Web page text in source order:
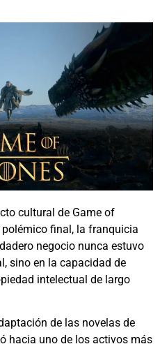
cultural de Game of
polémico final, la franquicia
negocio nunca estuvo
sino en la capacidad de
intelectual de largo
de las novelas de
hacia uno de los activos más